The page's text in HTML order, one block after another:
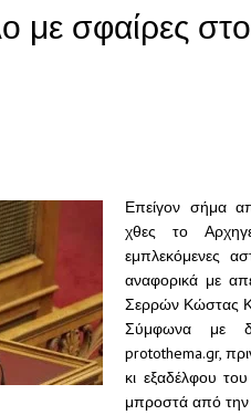
με σφαίρες
Επείγον σήμα
χθες το
εμπλεκόμενες
αναφορικά με
Σερρών Κώστας
Σύμφωνα με
protothema.gr,
κι εξαδέλφου
μπροστά από την